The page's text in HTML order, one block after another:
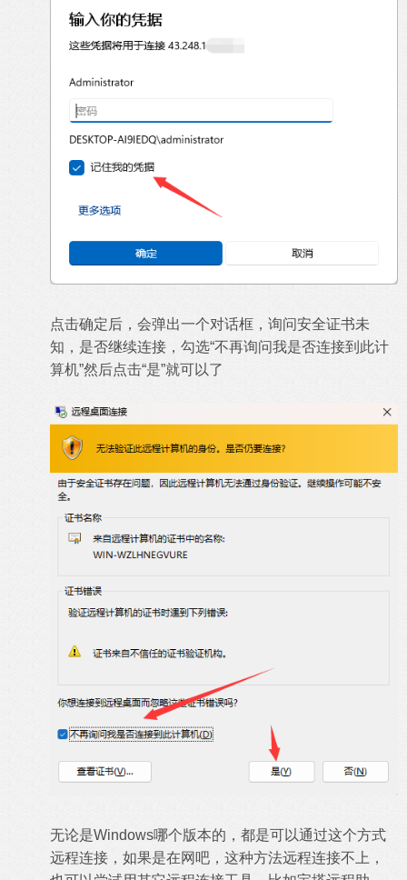
点击确定后，会弹出一个对话框，询问安全证书未
知，是否继续连接，勾选“不再询问我是否连接到此计
算机”然后点击“是”就可以了
无论是Windows哪个版本的，都是可以通过这个方式
远程连接，如果是在网吧，这种方法远程连接不上，